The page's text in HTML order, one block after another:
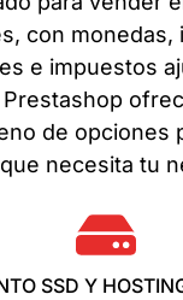
con monedas,
e impuestos
de opciones
necesita tu
SSD Y